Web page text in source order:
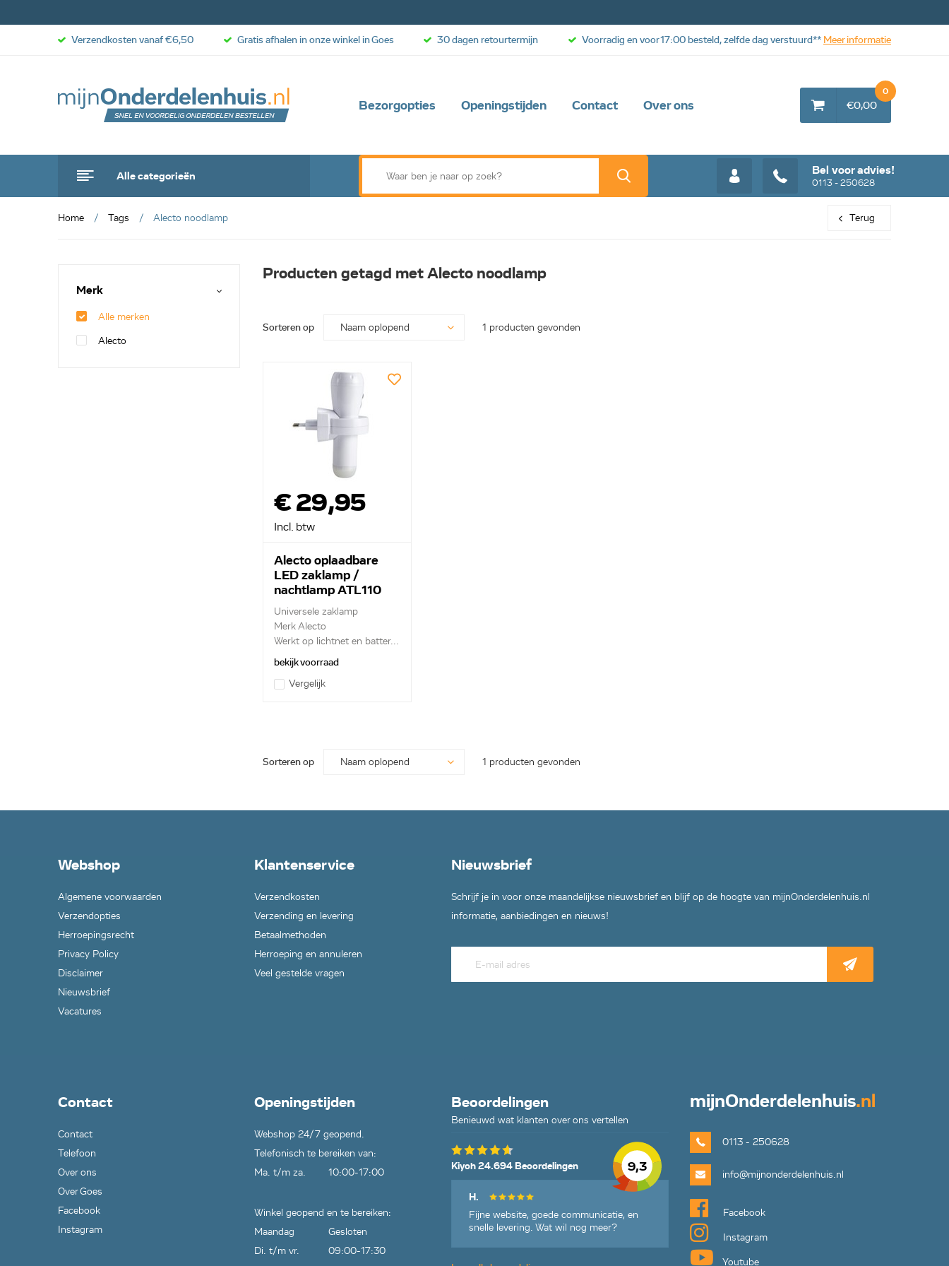
Bezorgopties Openingstijden Contact Over ons
Alle categorieën Bel voor advies!
0113 - 250628
€0,00
0
Verzendkosten vanaf €6,50 Gratis afhalen in onze winkel in Goes 30 dagen retourtermijn Voorradig en voor 17:00 besteld, zelfde dag verstuurd** Meer informatie
Home Tags Alecto noodlamp Terug
Merk
Alle merken
Alecto
Producten getagd met Alecto noodlamp
Sorteren op 1 producten gevonden
€ 29,95
Incl. btw
Alecto oplaadbare
LED zaklamp /
nachtlamp ATL110
Universele zaklamp
Merk Alecto
Werkt op lichtnet en batter...
bekijk voorraad
Vergelijk
Sorteren op 1 producten gevonden
Webshop
Algemene voorwaarden
Verzendopties
Herroepingsrecht
Privacy Policy
Disclaimer
Nieuwsbrief
Vacatures
Klantenservice
Verzendkosten
Verzending en levering
Betaalmethoden
Herroeping en annuleren
Veel gestelde vragen
Nieuwsbrief
Schrijf je in voor onze maandelijkse nieuwsbrief en blijf op de hoogte van mijnOnderdelenhuis.nl
informatie, aanbiedingen en nieuws!
Contact
Contact
Telefoon
Over ons
Over Goes
Facebook
Instagram
Openingstijden
Webshop 24/7 geopend.
Telefonisch te bereiken van:
Ma. t/m za.
10:00-17:00
Winkel geopend en te bereiken:
Maandag
Gesloten
Di. t/m vr.
09:00-17:30
Beoordelingen
Benieuwd wat klanten over ons vertellen
9,3
Kiyoh 24.694 Beoordelingen
H.
Fijne website, goede communicatie, en
snelle levering. Wat wil nog meer?
mijnOnderdelenhuis.nl
0113 - 250628
info@mijnonderdelenhuis.nl
Facebook
Instagram
Youtube